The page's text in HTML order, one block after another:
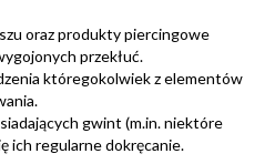
oraz produkty piercingowe
przekłuć.
któregokolwiek z elementów
gwint (m.in. niektóre
ich regularne dokręcanie.